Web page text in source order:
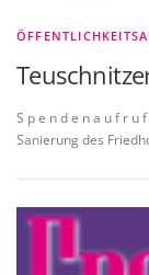
S p e n d e n a u f r u
Sanierung des